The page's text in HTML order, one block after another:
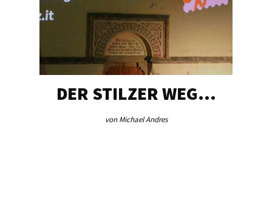
DER STILZER WEG…
von Michael Andres